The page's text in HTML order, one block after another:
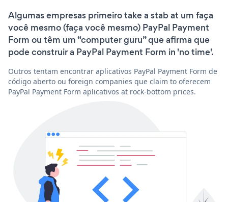
Algumas empresas primeiro take a stab at um faça
você mesmo (faça você mesmo) PayPal Payment
Form ou têm um “computer guru” que afirma que
pode construir a PayPal Payment Form in 'no time'.
Outros tentam encontrar aplicativos PayPal Payment Form de
código aberto ou foreign companies que claim to oferecem
PayPal Payment Form aplicativos at rock-bottom prices.